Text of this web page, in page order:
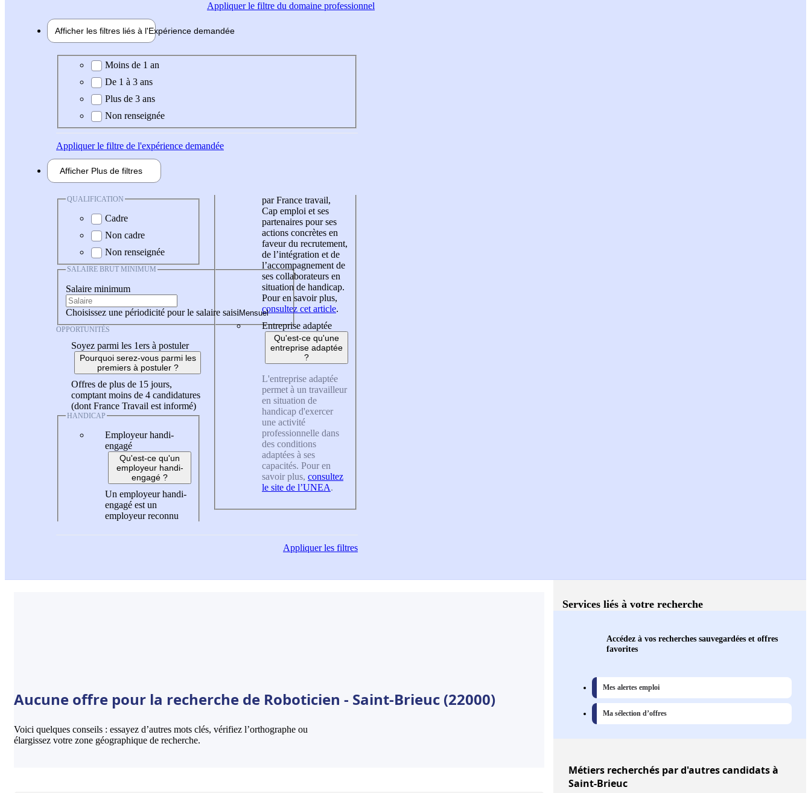
Appliquerle filtre du domaine professionnel
Afficher les filtres liés à l'Expérience demandée
Expérience demandée
Moins de 1 an
De 1 à 3 ans
Plus de 3 ans
Non renseignée
Appliquerle filtre de l'expérience demandée
Afficher Plus de filtres
QUALIFICATION
Cadre
Non cadre
Non renseignée
SALAIRE BRUT MINIMUM
Salaire minimum
Choisissez une périodicité pour le salaire saisi
OPPORTUNITÉS
Soyez parmi les 1ers à postuler
Pourquoi serez-vous parmi les
premiers à postuler ?
Offres de plus de 15 jours,
comptant moins de 4 candidatures
(dont France Travail est informé)
HANDICAP
Employeur handi-
engagé
Qu'est-ce qu'un
employeur handi-
engagé ?
Un employeur handi-
engagé est un
employeur reconnu
par France travail,
Cap emploi et ses
partenaires pour ses
actions concrètes en
faveur du recrutement,
de l’intégration et de
l’accompagnement de
ses collaborateurs en
situation de handicap.
Pour en savoir plus,
consultez cet article.
Entreprise adaptée
Qu'est-ce qu'une
entreprise adaptée
?
L'entreprise adaptée
permet à un travailleur
en situation de
handicap d'exercer
une activité
professionnelle dans
des conditions
adaptées à ses
capacités. Pour en
savoir plus, consultez
le site de l’UNEA.
Appliquerles filtres
Aucune offre pour la recherche de Roboticien - Saint-Brieuc (22000)
Voici quelques conseils : essayez d’autres mots clés, vérifiez l’orthographe ou
élargissez votre zone géographique de recherche.
Services liés à votre recherche
Accédez à vos recherches sauvegardées et offres
favorites
Mes alertes emploi
Ma sélection d’offres
Métiers recherchés par d'autres candidats à
Saint-Brieuc